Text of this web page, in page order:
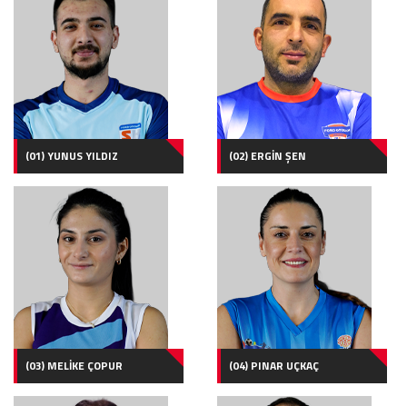
(01) YUNUS YILDIZ (02) ERGİN ŞEN
(03) MELİKE ÇOPUR (04) PINAR UÇKAÇ